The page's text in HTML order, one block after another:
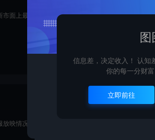
市面上最新的课程、源
由于下载服
查看详情
映情况，客服会第一时
图
信息差，决定收入！ 认知
你的每一分财
立即前往